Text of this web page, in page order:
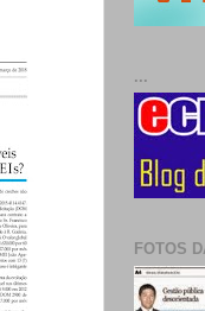
...
FOTOS